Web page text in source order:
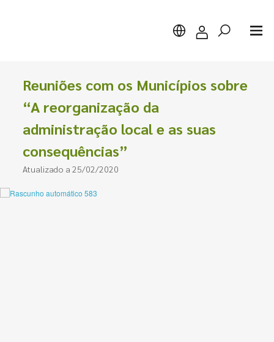
Pesquisar
Reuniões com os Municípios sobre
“A reorganização da
administração local e as suas
consequências”
Atualizado a 25/02/2020